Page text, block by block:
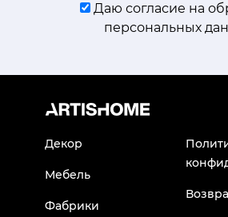
Даю согласие на
персональных
Декор
Мебель
Фабрики